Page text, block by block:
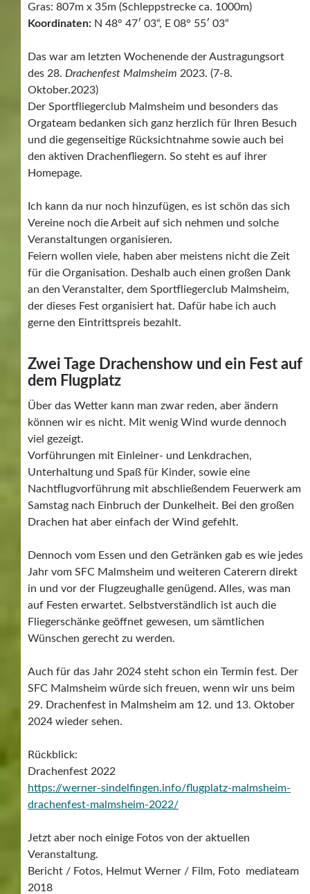
Gras: 807m x 35m (Schleppstrecke ca. 1000m)
Koordinaten: N 48° 47′ 03“, E 08° 55′ 03“
Das war am letzten Wochenende der Austragungsort
des 28. Drachenfest Malmsheim 2023. (7-8.
Oktober.2023)
Der Sportfliegerclub Malmsheim und besonders das
Orgateam bedanken sich ganz herzlich für Ihren Besuch
und die gegenseitige Rücksichtnahme sowie auch bei
den aktiven Drachenfliegern. So steht es auf ihrer
Homepage.
Ich kann da nur noch hinzufügen, es ist schön das sich
Vereine noch die Arbeit auf sich nehmen und solche
Veranstaltungen organisieren.
Feiern wollen viele, haben aber meistens nicht die Zeit
für die Organisation. Deshalb auch einen großen Dank
an den Veranstalter, dem Sportfliegerclub Malmsheim,
der dieses Fest organisiert hat. Dafür habe ich auch
gerne den Eintrittspreis bezahlt.
Zwei Tage Drachenshow und ein Fest auf
dem Flugplatz
Über das Wetter kann man zwar reden, aber ändern
können wir es nicht. Mit wenig Wind wurde dennoch
viel gezeigt.
Vorführungen mit Einleiner- und Lenkdrachen,
Unterhaltung und Spaß für Kinder, sowie eine
Nachtflugvorführung mit abschließendem Feuerwerk am
Samstag nach Einbruch der Dunkelheit. Bei den großen
Drachen hat aber einfach der Wind gefehlt.
Dennoch vom Essen und den Getränken gab es wie jedes
Jahr vom SFC Malmsheim und weiteren Caterern direkt
in und vor der Flugzeughalle genügend. Alles, was man
auf Festen erwartet. Selbstverständlich ist auch die
Fliegerschänke geöffnet gewesen, um sämtlichen
Wünschen gerecht zu werden.
Auch für das Jahr 2024 steht schon ein Termin fest. Der
SFC Malmsheim würde sich freuen, wenn wir uns beim
29. Drachenfest in Malmsheim am 12. und 13. Oktober
2024 wieder sehen.
Rückblick:
Drachenfest 2022
https://werner-sindelfingen.info/flugplatz-malmsheim-
drachenfest-malmsheim-2022/
Jetzt aber noch einige Fotos von der aktuellen
Veranstaltung.
Bericht / Fotos, Helmut Werner / Film, Foto mediateam
2018